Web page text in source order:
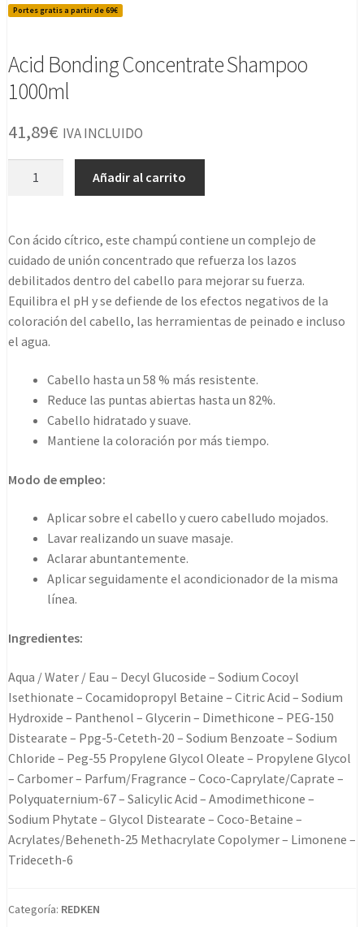
Portes gratis a partir de 69€
Acid Bonding Concentrate Shampoo
1000ml
41,89€ IVA INCLUIDO
1000ml
cantidad
Añadir al carrito
Con ácido cítrico, este champú contiene un complejo de
cuidado de unión concentrado que refuerza los lazos
debilitados dentro del cabello para mejorar su fuerza.
Equilibra el pH y se defiende de los efectos negativos de la
coloración del cabello, las herramientas de peinado e incluso
el agua.
Cabello hasta un 58 % más resistente.
Reduce las puntas abiertas hasta un 82%.
Cabello hidratado y suave.
Mantiene la coloración por más tiempo.
Modo de empleo:
Aplicar sobre el cabello y cuero cabelludo mojados.
Lavar realizando un suave masaje.
Aclarar abuntantemente.
Aplicar seguidamente el acondicionador de la misma
línea.
Ingredientes:
Aqua / Water / Eau – Decyl Glucoside – Sodium Cocoyl
Isethionate – Cocamidopropyl Betaine – Citric Acid – Sodium
Hydroxide – Panthenol – Glycerin – Dimethicone – PEG-150
Distearate – Ppg-5-Ceteth-20 – Sodium Benzoate – Sodium
Chloride – Peg-55 Propylene Glycol Oleate – Propylene Glycol
– Carbomer – Parfum/Fragrance – Coco-Caprylate/Caprate –
Polyquaternium-67 – Salicylic Acid – Amodimethicone –
Sodium Phytate – Glycol Distearate – Coco-Betaine –
Acrylates/Beheneth-25 Methacrylate Copolymer – Limonene –
Trideceth-6
Categoría: REDKEN